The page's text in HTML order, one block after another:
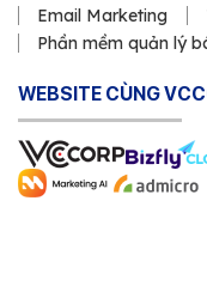
Email Marketing
Phần mềm quản lý
WEBSITE CÙNG